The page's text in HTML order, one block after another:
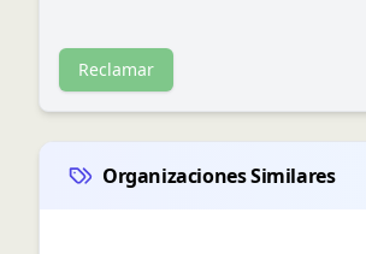
Reclamar
Organizaciones Similares